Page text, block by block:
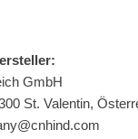
GmbH
St. Valentin,